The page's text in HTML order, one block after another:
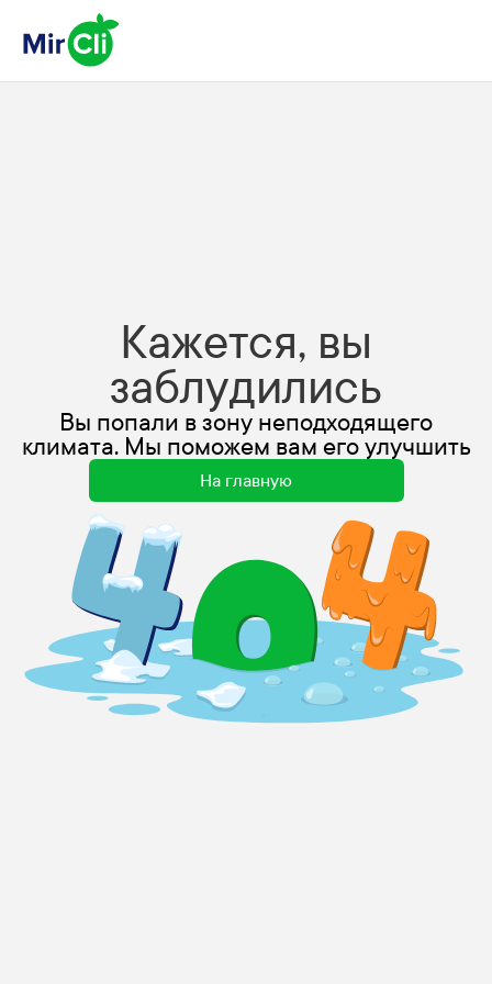
Кажется, вы
заблудились
Вы попали в зону неподходящего
климата. Мы поможем вам его улучшить
На главную